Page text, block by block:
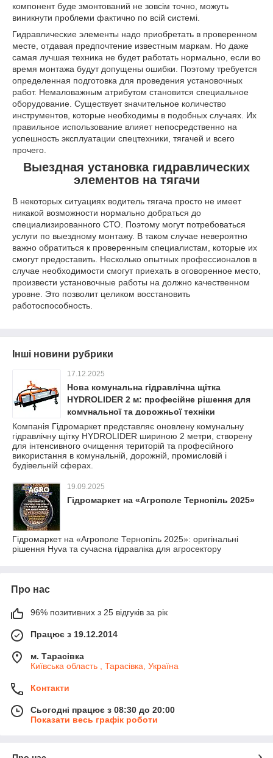
компонент буде змонтований не зовсім точно, можуть
виникнути проблеми фактично по всій системі.
Гидравлические элементы надо приобретать в проверенном
месте, отдавая предпочтение известным маркам. Но даже
самая лучшая техника не будет работать нормально, если во
время монтажа будут допущены ошибки. Поэтому требуется
определенная подготовка для проведения установочных
работ. Немаловажным атрибутом становится специальное
оборудование. Существует значительное количество
инструментов, которые необходимы в подобных случаях. Их
правильное использование влияет непосредственно на
успешность эксплуатации спецтехники, тягачей и всего
прочего.
Выездная установка гидравлических
элементов на тягачи
В некоторых ситуациях водитель тягача просто не имеет
никакой возможности нормально добраться до
специализированного СТО. Поэтому могут потребоваться
услуги по выездному монтажу. В таком случае невероятно
важно обратиться к проверенным специалистам, которые их
смогут предоставить. Несколько опытных профессионалов в
случае необходимости смогут приехать в оговоренное место,
произвести установочные работы на должно качественном
уровне. Это позволит целиком восстановить
работоспособность.
Інші новини рубрики
17.12.2025
Нова комунальна гідравлічна щітка
HYDROLIDER 2 м: професійне рішення для
комунальної та дорожньої техніки
Компанія Гідромаркет представляє оновлену комунальну
гідравлічну щітку HYDROLIDER шириною 2 метри, створену
для інтенсивного очищення територій та професійного
використання в комунальній, дорожній, промисловій і
будівельній сферах.
19.09.2025
Гідромаркет на «Агрополе Тернопіль 2025»
Гідромаркет на «Агрополе Тернопіль 2025»: оригінальні
рішення Hyva та сучасна гідравліка для агросектору
Про нас
96% позитивних з 25 відгуків за рік
Працює з 19.12.2014
м. Тарасівка
Київська область , Тарасівка, Україна
Контакти
Сьогодні працює з 08:30 до 20:00
Показати весь графік роботи